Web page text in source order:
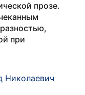
прозе.
при
Николаевич